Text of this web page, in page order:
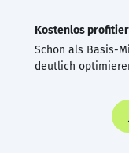
Kostenlos
Schon als Basis-
deutlich